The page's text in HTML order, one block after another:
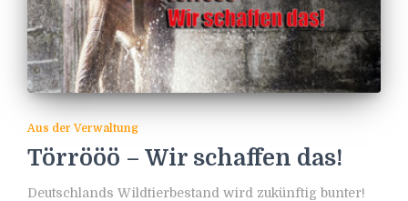
Aus der Verwaltung
Törrööö – Wir schaffen das!
Deutschlands Wildtierbestand wird zukünftig bunter!